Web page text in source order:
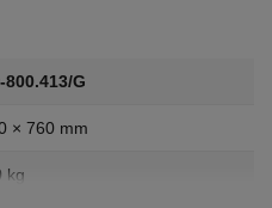
800.413/G
× 760 mm
kg